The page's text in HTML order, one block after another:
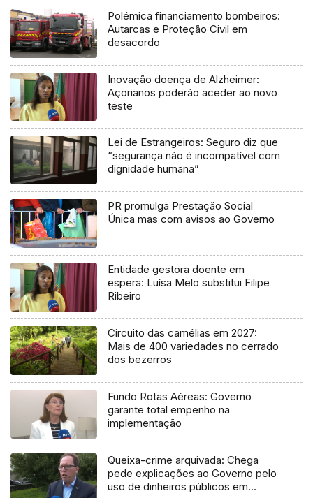
Polémica financiamento bombeiros:
Autarcas e Proteção Civil em
desacordo
Inovação doença de Alzheimer:
Açorianos poderão aceder ao novo
teste
Lei de Estrangeiros: Seguro diz que
“segurança não é incompatível com
dignidade humana”
PR promulga Prestação Social
Única mas com avisos ao Governo
Entidade gestora doente em
espera: Luísa Melo substitui Filipe
Ribeiro
Circuito das camélias em 2027:
Mais de 400 variedades no cerrado
dos bezerros
Fundo Rotas Aéreas: Governo
garante total empenho na
implementação
Queixa-crime arquivada: Chega
pede explicações ao Governo pelo
uso de dinheiros públicos em